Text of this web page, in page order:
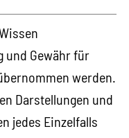
und Gewähr für
werden.
Darstellungen und
jedes Einzelfalls